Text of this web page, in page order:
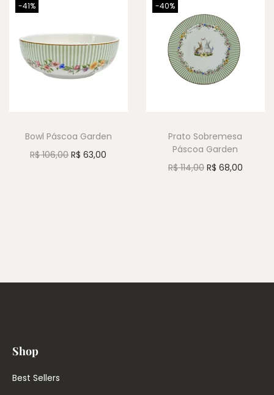
-41%
Bowl Páscoa Garden
R$106,00 R$ 63,00
-40%
Prato Sobremesa
Páscoa Garden
R$114,00 R$ 68,00
Shop
Best Sellers